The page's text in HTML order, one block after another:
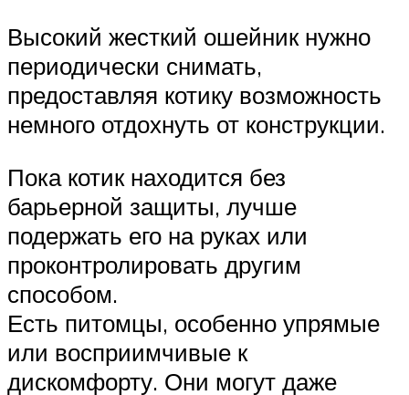
Высокий жесткий ошейник нужно
периодически снимать,
предоставляя котику возможность
немного отдохнуть от конструкции.
Пока котик находится без
барьерной защиты, лучше
подержать его на руках или
проконтролировать другим
способом.
Есть питомцы, особенно упрямые
или восприимчивые к
дискомфорту. Они могут даже